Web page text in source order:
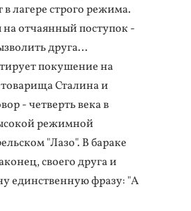
в лагере строго режима.
на отчаянный поступок -
друга…
покушение на
Сталина и
- четверть века в
режимной
"Лазо". В бараке
своего друга и
единственную фразу: "А